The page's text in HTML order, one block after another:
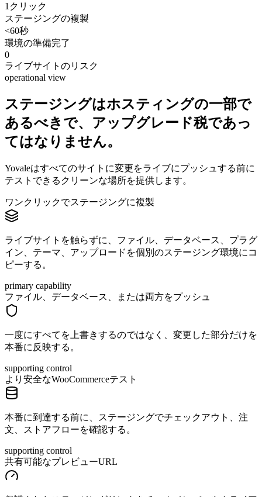
1クリック
ステージングの複製
<60秒
環境の準備完了
0
ライブサイトのリスク
operational view
ステージングはホスティングの一部で
あるべきで、アップグレード税であっ
てはなりません。
Yovaleはすべてのサイトに変更をライブにプッシュする前に
テストできるクリーンな場所を提供します。
ワンクリックでステージングに複製
ライブサイトを触らずに、ファイル、データベース、プラグ
イン、テーマ、アップロードを個別のステージング環境にコ
ピーする。
primary capability
ファイル、データベース、または両方をプッシュ
一度にすべてを上書きするのではなく、変更した部分だけを
本番に反映する。
supporting control
より安全なWooCommerceテスト
本番に到達する前に、ステージングでチェックアウト、注
文、ストアフローを確認する。
supporting control
共有可能なプレビューURL